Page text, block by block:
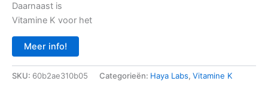
Daarnaast is
Vitamine K voor het
Meer info!
SKU: 60b2ae310b05 Categorieën: Haya Labs, Vitamine K